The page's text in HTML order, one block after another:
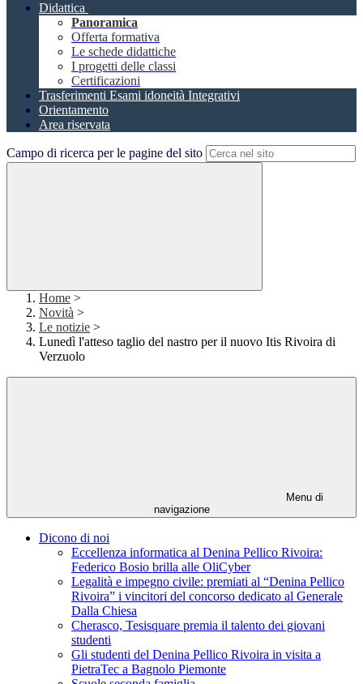
Didattica
Panoramica
Offerta formativa
Le schede didattiche
I progetti delle classi
Certificazioni
Trasferimenti Esami idoneità Integrativi
Orientamento
Area riservata
Campo di ricerca per le pagine del sito
Home >
Novità >
Le notizie >
Lunedì l'atteso taglio del nastro per il nuovo Itis Rivoira di
Verzuolo
Menu di
navigazione
Dicono di noi
Eccellenza informatica al Denina Pellico Rivoira:
Federico Bosio brilla alle OliCyber
Legalità e impegno civile: premiati al “Denina Pellico
Rivoira” i vincitori del concorso dedicato al Generale
Dalla Chiesa
Cherasco, Tesisquare premia il talento dei giovani
studenti
Gli studenti del Denina Pellico Rivoira in visita a
PietraTec a Bagnolo Piemonte